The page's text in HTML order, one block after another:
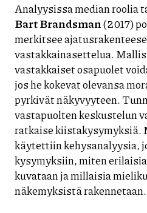
Analyysissa median roolia
Bart Brandsman(2017)
merkitsee
vastakkainasettelua.
vastakkaiset osapuolet
jos he kokevat olevansa
pyrkivät näkyvyyteen.
vastapuolten keskustelun
ratkaise kiistakysymyksiä.
käytettiin kehysanalyysia,
kysymyksiin, miten
kuvataan ja millaisia
näkemyksistä rakennetaan.